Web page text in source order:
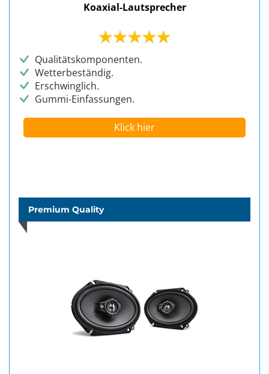
Koaxial-Lautsprecher
Qualitätskomponenten.
Wetterbeständig.
Erschwinglich.
Gummi-Einfassungen.
Klick hier
Premium Quality